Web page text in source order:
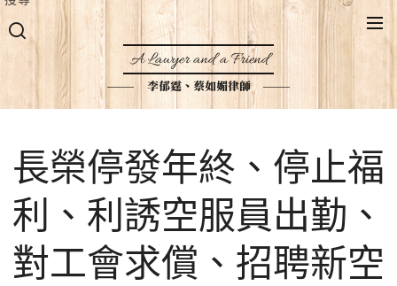
A Lawyer and a Friend
李郁霆、蔡如媚律師
長榮停發年終、停止福
利、利誘空服員出勤、
對工會求償、招聘新空